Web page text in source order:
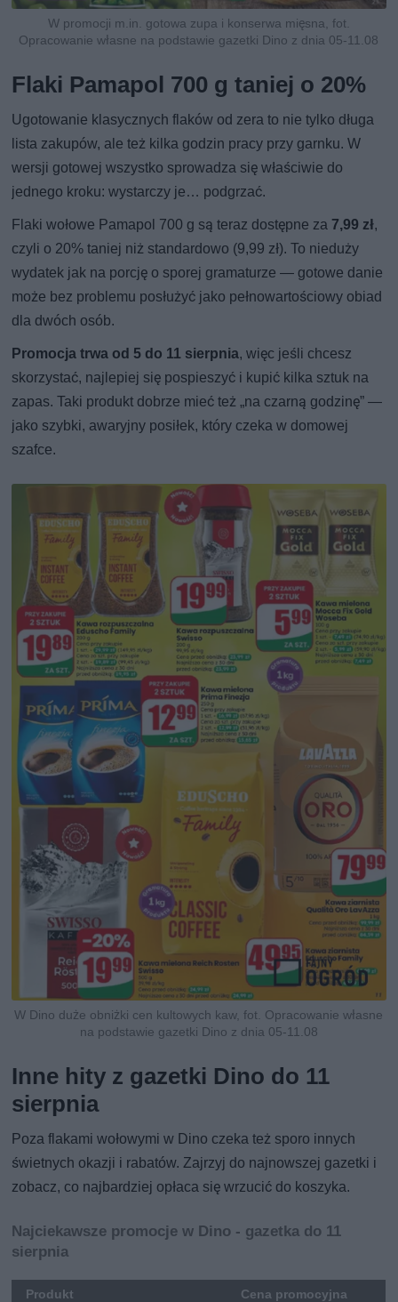
W promocji m.in. gotowa zupa i konserwa mięsna, fot.
Opracowanie własne na podstawie gazetki Dino z dnia 05-11.08
Flaki Pamapol 700 g taniej o 20%
Ugotowanie klasycznych flaków od zera to nie tylko długa
lista zakupów, ale też kilka godzin pracy przy garnku. W
wersji gotowej wszystko sprowadza się właściwie do
jednego kroku: wystarczy je… podgrzać.
Flaki wołowe Pamapol 700 g są teraz dostępne za 7,99 zł,
czyli o 20% taniej niż standardowo (9,99 zł). To nieduży
wydatek jak na porcję o sporej gramaturze — gotowe danie
może bez problemu posłużyć jako pełnowartościowy obiad
dla dwóch osób.
Promocja trwa od 5 do 11 sierpnia, więc jeśli chcesz
skorzystać, najlepiej się pospieszyć i kupić kilka sztuk na
zapas. Taki produkt dobrze mieć też „na czarną godzinę” —
jako szybki, awaryjny posiłek, który czeka w domowej
szafce.
W Dino duże obniżki cen kultowych kaw, fot. Opracowanie własne
na podstawie gazetki Dino z dnia 05-11.08
Inne hity z gazetki Dino do 11
sierpnia
Poza flakami wołowymi w Dino czeka też sporo innych
świetnych okazji i rabatów. Zajrzyj do najnowszej gazetki i
zobacz, co najbardziej opłaca się wrzucić do koszyka.
Najciekawsze promocje w Dino - gazetka do 11
sierpnia
Produkt
Cena promocyjna